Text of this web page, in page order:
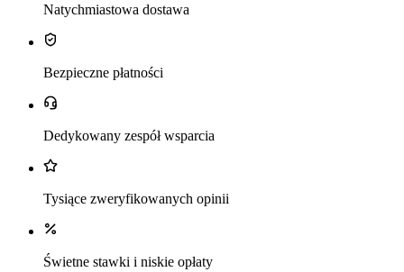
Natychmiastowa dostawa
Bezpieczne płatności
Dedykowany zespół wsparcia
Tysiące zweryfikowanych opinii
Świetne stawki i niskie opłaty